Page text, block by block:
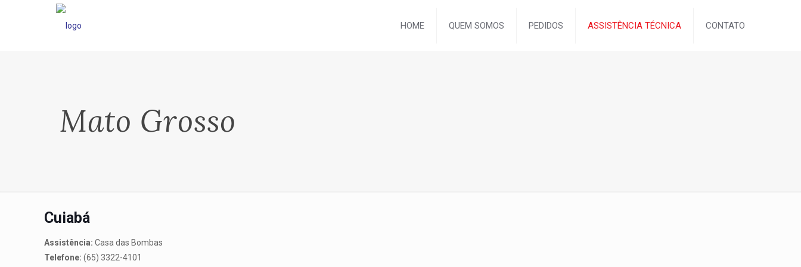
HOME QUEM SOMOS PEDIDOS ASSISTÊNCIA TÉCNICA CONTATO
Mato Grosso
Cuiabá
Assistência: Casa das Bombas
Telefone: (65) 3322-4101